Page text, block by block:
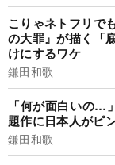
こりゃネトフリで
の大罪』が描く「
けにするワケ
鎌田和歌
「何が面白いの…
題作に日本人がピ
鎌田和歌